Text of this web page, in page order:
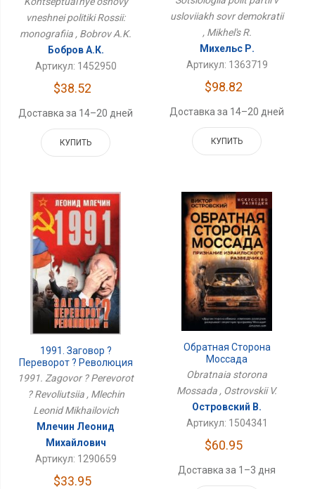
vneshnei politiki Rossii:
monografiia , Bobrov A.K.
Бобров А.К.
Артикул: 1452950
$38.52
Доставка за 14–20 дней
КУПИТЬ
usloviiakh sovr demokratii
, Mikhel's R.
Михельс Р.
Артикул: 1363719
$98.82
Доставка за 14–20 дней
КУПИТЬ
1991. Заговор ?
Переворот ? Революция
1991. Zagovor ? Perevorot
? Revoliutsiia , Mlechin
Leonid Mikhailovich
Млечин Леонид
Михайлович
Артикул: 1290659
$33.95
Обратная Сторона
Моссада
Obratnaia storona
Mossada , Ostrovskii V.
Островский В.
Артикул: 1504341
$60.95
Доставка за 1–3 дня